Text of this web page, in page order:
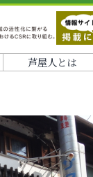
芦屋人とは